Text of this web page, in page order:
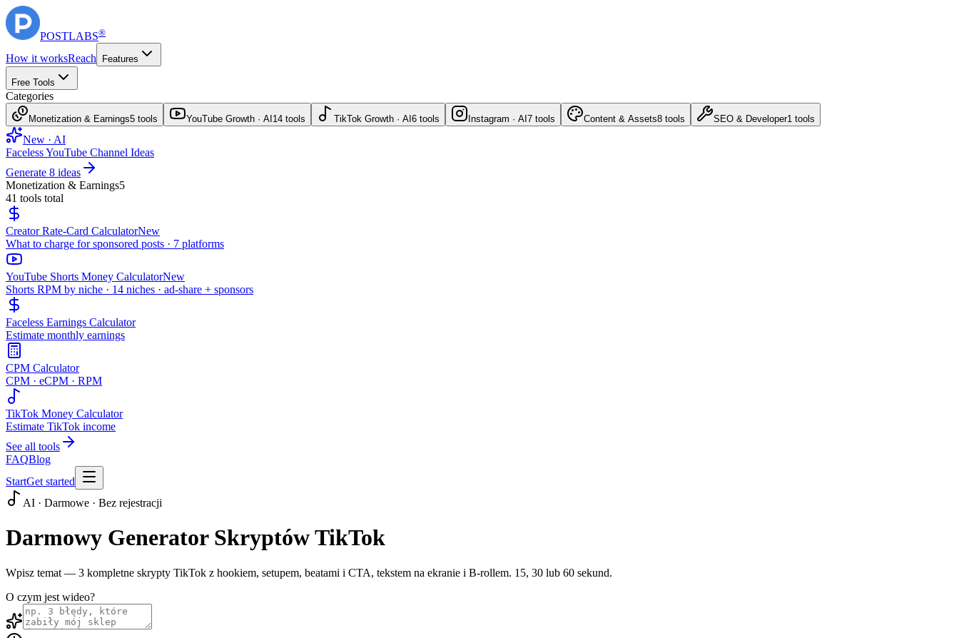
POSTLABS®
How it worksReach Features
Free Tools
Categories
Monetization & Earnings5 tools YouTube Growth · AI 14 tools TikTok Growth · AI 6 tools Instagram · AI 7 tools Content & Assets8 tools SEO & Developer1 tools
New · AI
Faceless YouTube Channel Ideas
Generate 8 ideas
Monetization & Earnings5
41 tools total
Creator Rate-Card CalculatorNew
What to charge for sponsored posts · 7 platforms
YouTube Shorts Money CalculatorNew
Shorts RPM by niche · 14 niches · ad-share + sponsors
Faceless Earnings Calculator
Estimate monthly earnings
CPM Calculator
CPM · eCPM · RPM
TikTok Money Calculator
Estimate TikTok income
See all tools
FAQBlog
StartGet started
AI · Darmowe · Bez rejestracji
Darmowy Generator Skryptów TikTok
Wpisz temat — 3 kompletne skrypty TikTok z hookiem, setupem, beatami i CTA, tekstem na ekranie i B-rollem. 15, 30 lub 60 sekund.
O czym jest wideo?